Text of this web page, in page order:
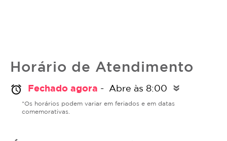
Horário de Atendimento
alarm Fechado agora - Abre às 8:00 double_arrow
*Os horários podem variar em feriados e em datas
comemorativas.